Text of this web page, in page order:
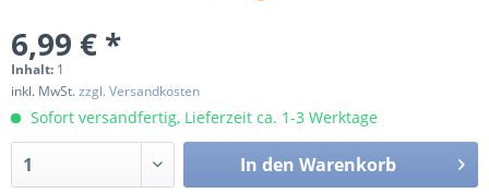
6,99 € *
Inhalt: 1
inkl. MwSt.zzgl. Versandkosten
Sofort versandfertig, Lieferzeit ca. 1-3 Werktage
In den Warenkorb